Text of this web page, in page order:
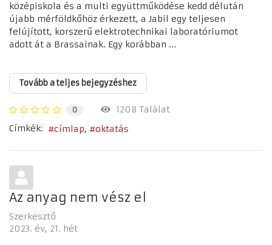
középiskola és a multi együttműködése kedd délután
újabb mérföldkőhöz érkezett, a Jabil egy teljesen
felújított, korszerű elektrotechnikai laboratóriumot
adott át a Brassainak. Egy korábban ...
Tovább a teljes bejegyzéshez
0
1208 Találat
Címkék:
címlap oktatás
Az anyag nem vész el
Szerkesztő
2023. év 21. hét